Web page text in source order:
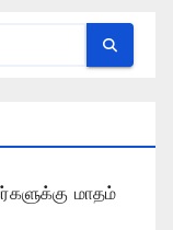
மாதம்